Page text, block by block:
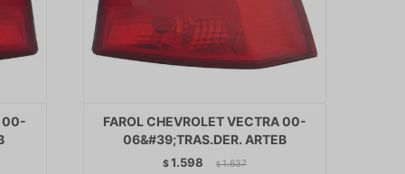
00-
FAROL CHEVROLET VECTRA 00-
06&#39;TRAS.DER. ARTEB
$1.598 $ 1.637